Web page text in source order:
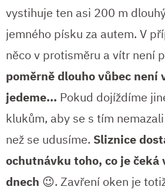
vystihuje ten asi 200 m
jemného písku za autem. V
něco v protisměru a vítr není
poměrně dlouho vůbec není
jedeme... Pokud dojíždíme
klukům, aby se s tím
než se udusíme. Sliznice
ochutnávku toho, co je čeká
dnech 😉. Zavření oken je